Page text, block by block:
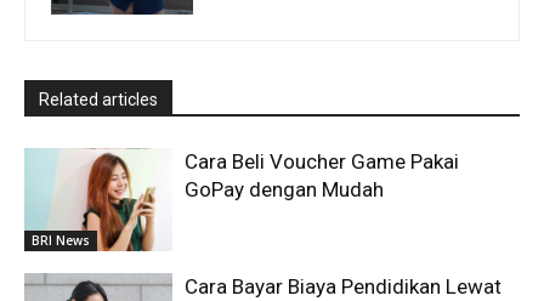
Related articles
BRI News
Cara Beli Voucher Game Pakai
GoPay dengan Mudah
Cara Bayar Biaya Pendidikan Lewat